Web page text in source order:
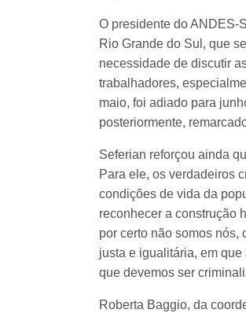
O presidente do ANDES-
Rio Grande do Sul, que
necessidade de discutir
trabalhadores,
maio, foi adiado para
posteriormente,
Seferian reforçou ainda
Para ele, os verdadeiros
condições de vida da
reconhecer a construção
por certo não somos nós,
justa e igualitária, em
que devemos ser
Roberta Baggio, da